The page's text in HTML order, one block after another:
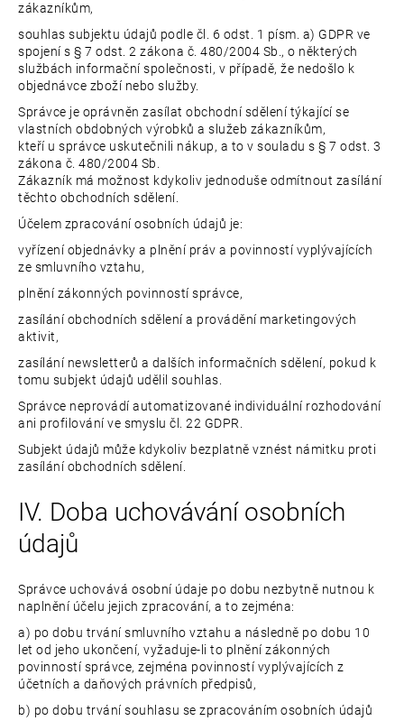
zákazníkům,
souhlas subjektu údajů podle čl. 6 odst. 1 písm. a) GDPR ve
spojení s § 7 odst. 2 zákona č. 480/2004 Sb., o některých
službách informační společnosti, v případě, že nedošlo k
objednávce zboží nebo služby.
Správce je oprávněn zasílat obchodní sdělení týkající se
vlastních obdobných výrobků a služeb zákazníkům,
kteří u správce uskutečnili nákup, a to v souladu s § 7 odst. 3
zákona č. 480/2004 Sb.
Zákazník má možnost kdykoliv jednoduše odmítnout zasílání
těchto obchodních sdělení.
Účelem zpracování osobních údajů je:
vyřízení objednávky a plnění práv a povinností vyplývajících
ze smluvního vztahu,
plnění zákonných povinností správce,
zasílání obchodních sdělení a provádění marketingových
aktivit,
zasílání newsletterů a dalších informačních sdělení, pokud k
tomu subjekt údajů udělil souhlas.
Správce neprovádí automatizované individuální rozhodování
ani profilování ve smyslu čl. 22 GDPR.
Subjekt údajů může kdykoliv bezplatně vznést námitku proti
zasílání obchodních sdělení.
IV. Doba uchovávání osobních
údajů
Správce uchovává osobní údaje po dobu nezbytně nutnou k
naplnění účelu jejich zpracování, a to zejména:
a) po dobu trvání smluvního vztahu a následně po dobu 10
let od jeho ukončení, vyžaduje-li to plnění zákonných
povinností správce, zejména povinností vyplývajících z
účetních a daňových právních předpisů,
b) po dobu trvání souhlasu se zpracováním osobních údajů